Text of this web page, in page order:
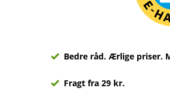
Bedre råd. Ærlige priser.
Fragt fra 29 kr.